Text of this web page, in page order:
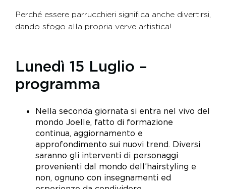
Perché essere parrucchieri significa anche divertirsi,
dando sfogo alla propria verve artistica!
Lunedì 15 Luglio –
programma
Nella seconda giornata si entra nel vivo del
mondo Joelle, fatto di formazione
continua, aggiornamento e
approfondimento sui nuovi trend. Diversi
saranno gli interventi di personaggi
provenienti dal mondo dell’hairstyling e
non, ognuno con insegnamenti ed